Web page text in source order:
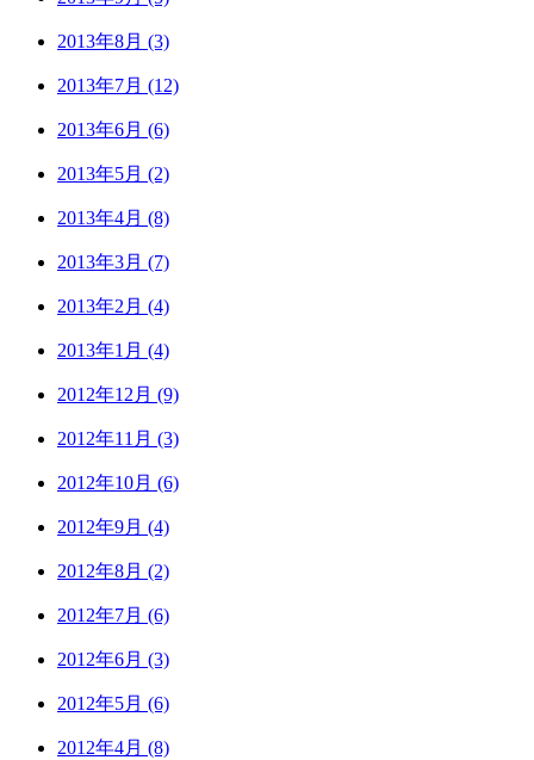
2013年8月 (3)
2013年7月 (12)
2013年6月 (6)
2013年5月 (2)
2013年4月 (8)
2013年3月 (7)
2013年2月 (4)
2013年1月 (4)
2012年12月 (9)
2012年11月 (3)
2012年10月 (6)
2012年9月 (4)
2012年8月 (2)
2012年7月 (6)
2012年6月 (3)
2012年5月 (6)
2012年4月 (8)